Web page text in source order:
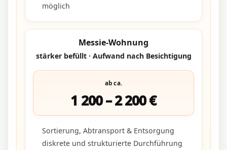
möglich
Messie-Wohnung
stärker befüllt · Aufwand nach Besichtigung
ab ca.
1 200 – 2 200 €
Sortierung, Abtransport & Entsorgung
diskrete und strukturierte Durchführung